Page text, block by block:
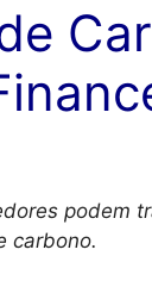
podem
carbono.